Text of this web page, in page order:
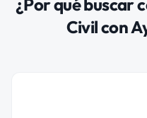
¿Por qué buscar
Civilcon